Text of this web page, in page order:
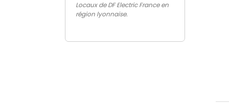
Locaux de DF Electric France en
région lyonnaise.